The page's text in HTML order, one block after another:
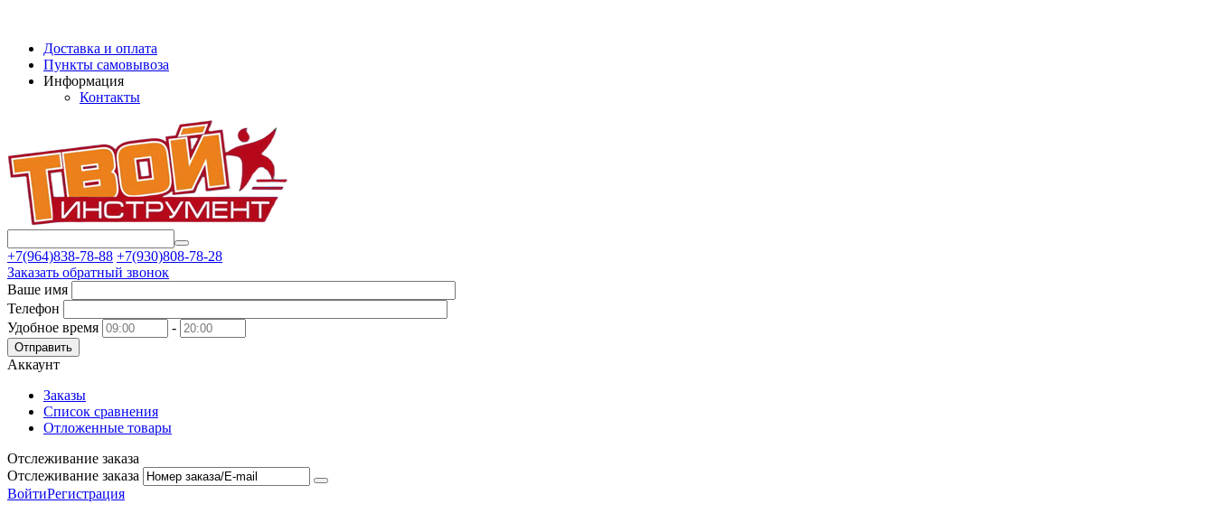
Доставка и оплата
Пункты самовывоза
Информация
Контакты
+7(964)838-78-88 +7(930)808-78-28
Заказать обратный звонок
Ваше имя
Телефон
Удобное время
-
Отправить
Аккаунт
Заказы
Список сравнения
Отложенные товары
Отслеживание заказа
Отслеживание заказа
ВойтиРегистрация